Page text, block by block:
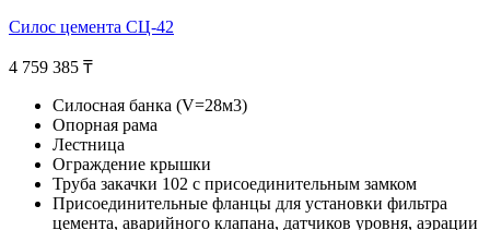
Силос цемента СЦ-42
4 759 385 ₸
Силосная банка (V=28м3)
Опорная рама
Лестница
Ограждение крышки
Труба закачки 102 с присоединительным замком
Присоединительные фланцы для установки фильтра
цемента, аварийного клапана, датчиков уровня, аэрации